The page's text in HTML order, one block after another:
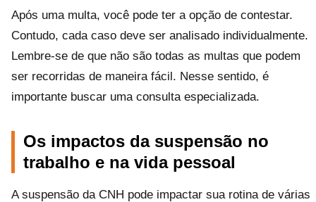
Após uma multa, você pode ter a opção de contestar.
Contudo, cada caso deve ser analisado individualmente.
Lembre-se de que não são todas as multas que podem
ser recorridas de maneira fácil. Nesse sentido, é
importante buscar uma consulta especializada.
Os impactos da suspensão no
trabalho e na vida pessoal
A suspensão da CNH pode impactar sua rotina de várias